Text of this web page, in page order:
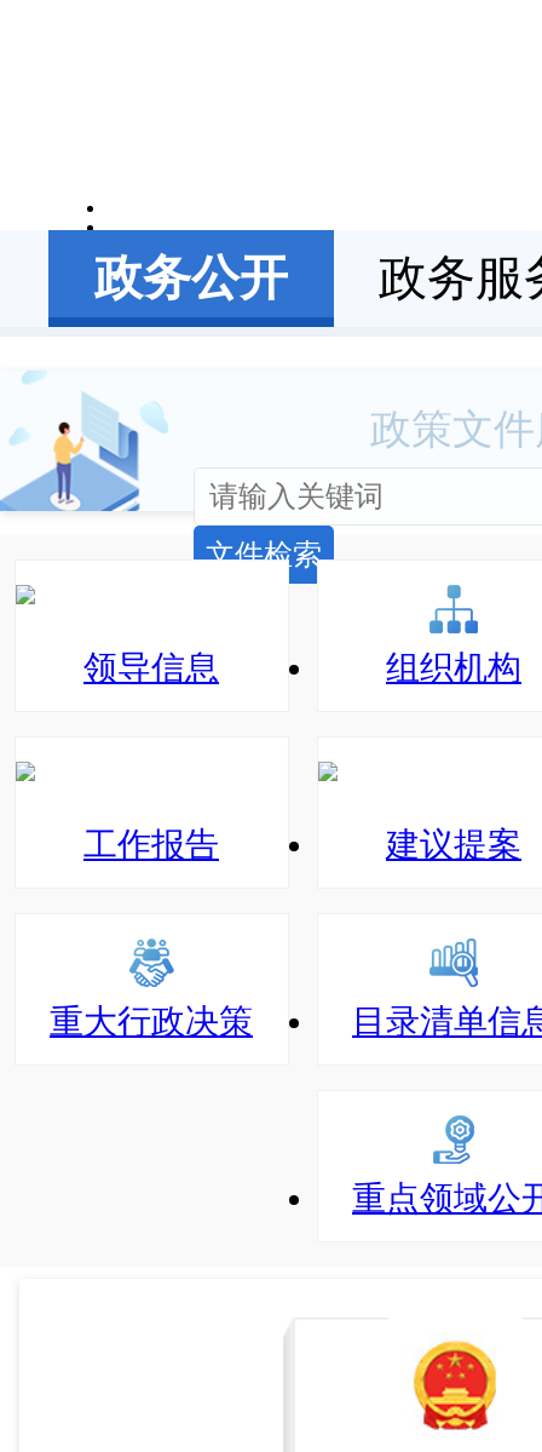
政务公开 政务服
政策文
文件检索
领导信息 组织机构
工作报告 建议提案
重大行政决策 目录清单信
重点领域公